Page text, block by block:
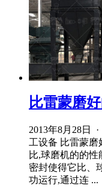
比雷蒙磨
2013年8月28日
工设备 比雷蒙
比,球磨机的的
密封使得它比、
功运行,通过连 ...